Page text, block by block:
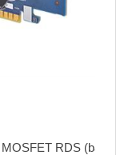
RDS (bật)